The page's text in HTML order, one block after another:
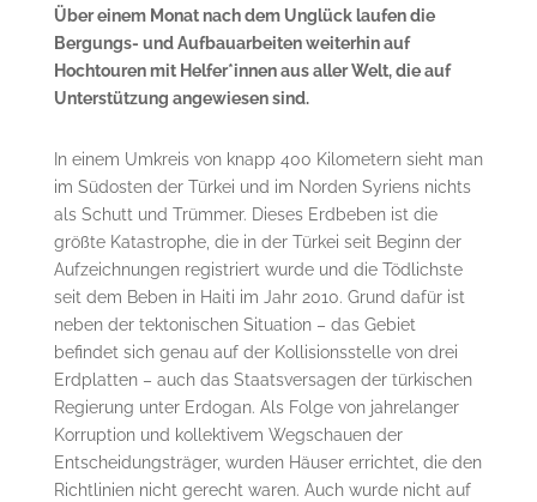
Über einem Monat nach dem Unglück laufen die
Bergungs- und Aufbauarbeiten weiterhin auf
Hochtouren mit Helfer*innen aus aller Welt, die auf
Unterstützung angewiesen sind.
In einem Umkreis von knapp 400 Kilometern sieht man
im Südosten der Türkei und im Norden Syriens nichts
als Schutt und Trümmer. Dieses Erdbeben ist die
größte Katastrophe, die in der Türkei seit Beginn der
Aufzeichnungen registriert wurde und die Tödlichste
seit dem Beben in Haiti im Jahr 2010. Grund dafür ist
neben der tektonischen Situation – das Gebiet
befindet sich genau auf der Kollisionsstelle von drei
Erdplatten – auch das Staatsversagen der türkischen
Regierung unter Erdogan. Als Folge von jahrelanger
Korruption und kollektivem Wegschauen der
Entscheidungsträger, wurden Häuser errichtet, die den
Richtlinien nicht gerecht waren. Auch wurde nicht auf